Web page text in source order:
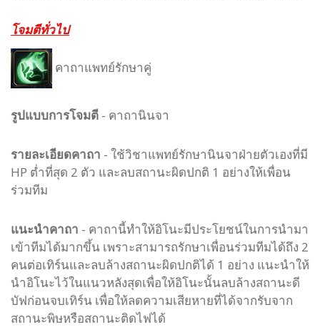
โจมตีทั่วไป
คาถาแพทย์รักษาคู่
รูปแบบการโจมตี - คาถานินจา
รายละเอียดคาถา - ใช้วิชาแพทย์รักษานินจาฝ่ายตัวเองที่มี
HP ต่ำที่สุด 2 ตัว และลบสถานะผิดปกติ 1 อย่างให้เพื่อน
ร่วมทีม
แนะนำคาถา - คาถานี้ทำให้อิโนะมีประโยชน์ในการนำมา
เข้าทีมได้มากขึ้น เพราะสามารถรักษาเพื่อนร่วมทีมได้ถึง 2
คนต่อเทิร์นและลบล้างสถานะผิดปกติได้ 1 อย่าง แนะนำให้
นำอิโนะไว้ในแนวหลังสุดเพื่อให้อิโนะนั้นลบล้างสถานะดี
บัฟก่อนจบเทิร์น เพื่อให้ลดความเสียหายที่ได้จากรับจาก
สถานะพิษหรือสถานะติดไฟได้